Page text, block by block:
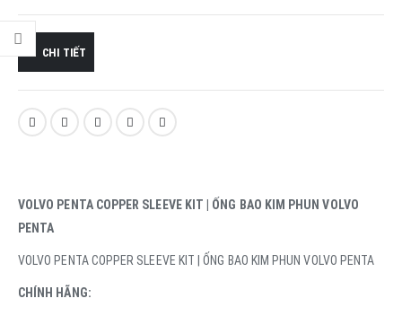
CHI TIẾT
VOLVO PENTA COPPER SLEEVE KIT | ỐNG BAO KIM PHUN VOLVO
PENTA
VOLVO PENTA COPPER SLEEVE KIT | ỐNG BAO KIM PHUN VOLVO PENTA
CHÍNH HÃNG: